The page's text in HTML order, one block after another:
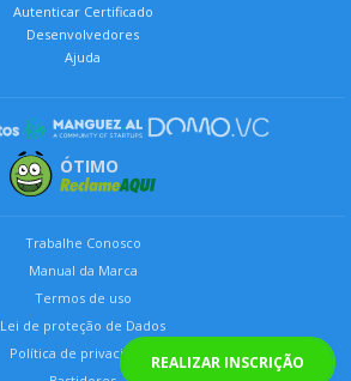
REALIZAR INSCRIÇÃO
Autenticar Certificado
Desenvolvedores
Ajuda
ÓTIMO
Trabalhe Conosco
Manual da Marca
Termos de uso
Lei de proteção de Dados
Política de privacidade